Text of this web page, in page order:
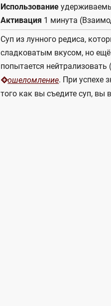
Использование
Активация 1 минута
Суп из лунного редиса,
сладковатым вкусом, но
попытается
ошеломление. При успехе
того как вы съедите суп,